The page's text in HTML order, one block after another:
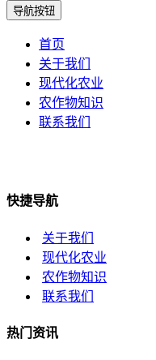
导航按钮
首页
关于我们
现代化农业
农作物知识
联系我们
快捷导航
关于我们
现代化农业
农作物知识
联系我们
热门资讯